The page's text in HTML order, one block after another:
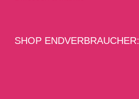
SHOP ENDVERBRAUCHER: